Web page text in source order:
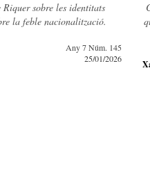
sobre les identitats
la feble nacionalització.
Any 7 Núm. 145
25/01/2026